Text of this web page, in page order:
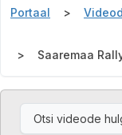
Portaal Videod
Saaremaa